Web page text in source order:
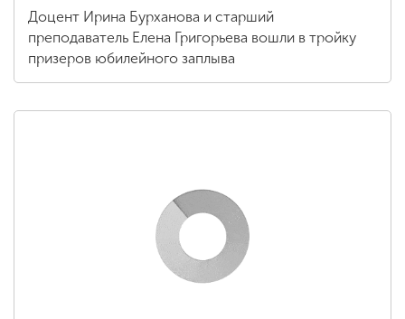
Доцент Ирина Бурханова и старший
преподаватель Елена Григорьева вошли в тройку
призеров юбилейного заплыва